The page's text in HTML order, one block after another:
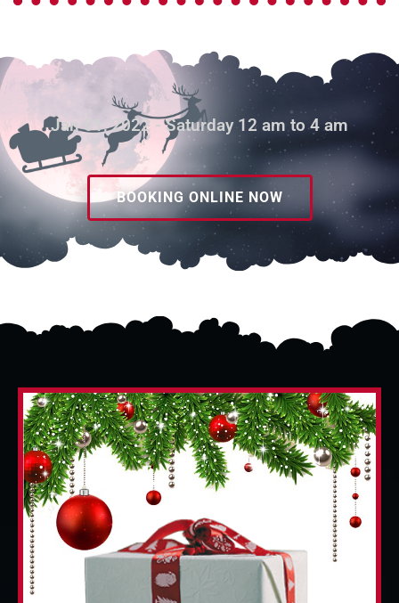
Jan 01, 2022 - Saturday 12 am to 4 am
BOOKING ONLINE NOW